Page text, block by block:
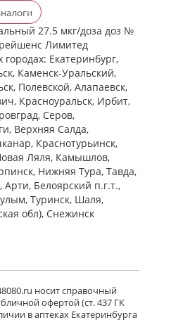
(спрей назальный
27.5 мкг/доза доз №
Фармстандарт-
ОАО г. Курск Россия
города
страницы
27.5 мкг/доза доз №
Лимитед
Екатеринбург,
Каменск-Уральский,
Полевской, Алапаевск,
Красноуральск, Ирбит,
Серов,
Верхняя Салда,
Краснотурьинск,
Ляля, Камышлов,
Нижняя Тура, Тавда,
Арти, Белоярский п.г.т.,
Туринск, Шаля,
обл), Снежинск
носит справочный
офертой (ст. 437 ГК
в аптеках Екатеринбурга